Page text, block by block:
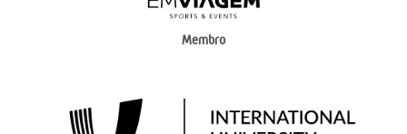
Membro